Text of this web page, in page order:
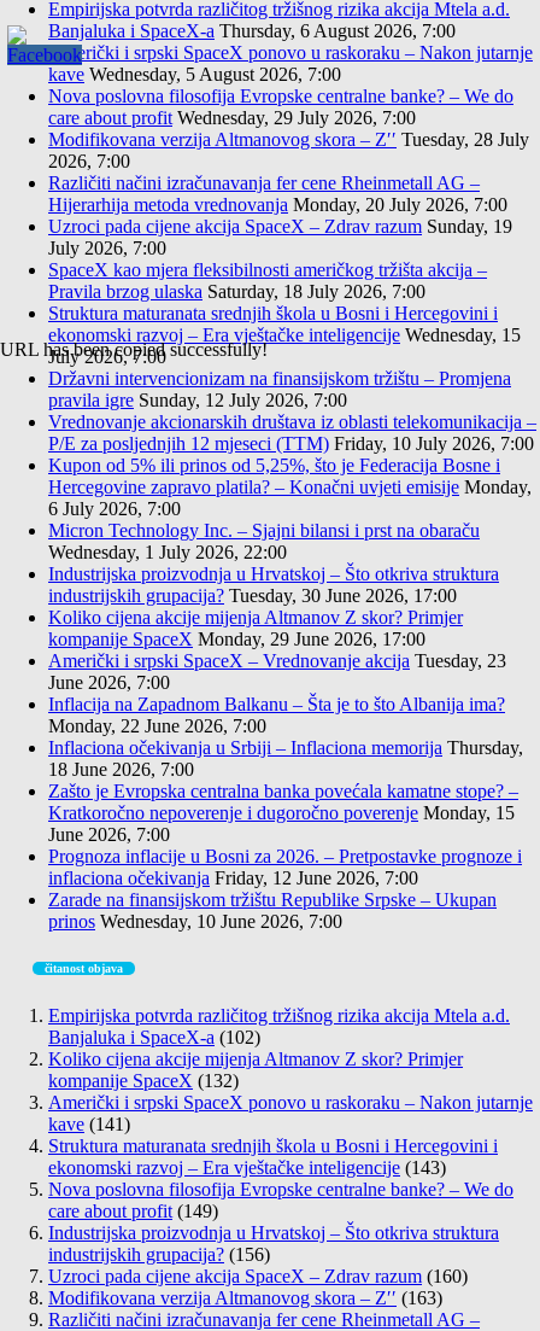
URL has been copied successfully!
Empirijska potvrda različitog tržišnog rizika akcija Mtela a.d.
Banjaluka i SpaceX-a Thursday, 6 August 2026, 7:00
Američki i srpski SpaceX ponovo u raskoraku – Nakon jutarnje
kave Wednesday, 5 August 2026, 7:00
Nova poslovna filosofija Evropske centralne banke? – We do
care about profit Wednesday, 29 July 2026, 7:00
Modifikovana verzija Altmanovog skora – Z′′ Tuesday, 28 July
2026, 7:00
Različiti načini izračunavanja fer cene Rheinmetall AG –
Hijerarhija metoda vrednovanja Monday, 20 July 2026, 7:00
Uzroci pada cijene akcija SpaceX – Zdrav razum Sunday, 19
July 2026, 7:00
SpaceX kao mjera fleksibilnosti američkog tržišta akcija –
Pravila brzog ulaska Saturday, 18 July 2026, 7:00
Struktura maturanata srednjih škola u Bosni i Hercegovini i
ekonomski razvoj – Era vještačke inteligencije Wednesday, 15
July 2026, 7:00
Državni intervencionizam na finansijskom tržištu – Promjena
pravila igre Sunday, 12 July 2026, 7:00
Vrednovanje akcionarskih društava iz oblasti telekomunikacija –
P/E za posljednjih 12 mjeseci (TTM) Friday, 10 July 2026, 7:00
Kupon od 5% ili prinos od 5,25%, što je Federacija Bosne i
Hercegovine zapravo platila? – Konačni uvjeti emisije Monday,
6 July 2026, 7:00
Micron Technology Inc. – Sjajni bilansi i prst na obaraču
Wednesday, 1 July 2026, 22:00
Industrijska proizvodnja u Hrvatskoj – Što otkriva struktura
industrijskih grupacija? Tuesday, 30 June 2026, 17:00
Koliko cijena akcije mijenja Altmanov Z skor? Primjer
kompanije SpaceX Monday, 29 June 2026, 17:00
Američki i srpski SpaceX – Vrednovanje akcija Tuesday, 23
June 2026, 7:00
Inflacija na Zapadnom Balkanu – Šta je to što Albanija ima?
Monday, 22 June 2026, 7:00
Inflaciona očekivanja u Srbiji – Inflaciona memorija Thursday,
18 June 2026, 7:00
Zašto je Evropska centralna banka povećala kamatne stope? –
Kratkoročno nepoverenje i dugoročno poverenje Monday, 15
June 2026, 7:00
Prognoza inflacije u Bosni za 2026. – Pretpostavke prognoze i
inflaciona očekivanja Friday, 12 June 2026, 7:00
Zarade na finansijskom tržištu Republike Srpske – Ukupan
prinos Wednesday, 10 June 2026, 7:00
čitanost objava
Empirijska potvrda različitog tržišnog rizika akcija Mtela a.d.
Banjaluka i SpaceX-a (102)
Koliko cijena akcije mijenja Altmanov Z skor? Primjer
kompanije SpaceX (132)
Američki i srpski SpaceX ponovo u raskoraku – Nakon jutarnje
kave (141)
Struktura maturanata srednjih škola u Bosni i Hercegovini i
ekonomski razvoj – Era vještačke inteligencije (143)
Nova poslovna filosofija Evropske centralne banke? – We do
care about profit (149)
Industrijska proizvodnja u Hrvatskoj – Što otkriva struktura
industrijskih grupacija? (156)
Uzroci pada cijene akcija SpaceX – Zdrav razum (160)
Modifikovana verzija Altmanovog skora – Z′′ (163)
Različiti načini izračunavanja fer cene Rheinmetall AG –